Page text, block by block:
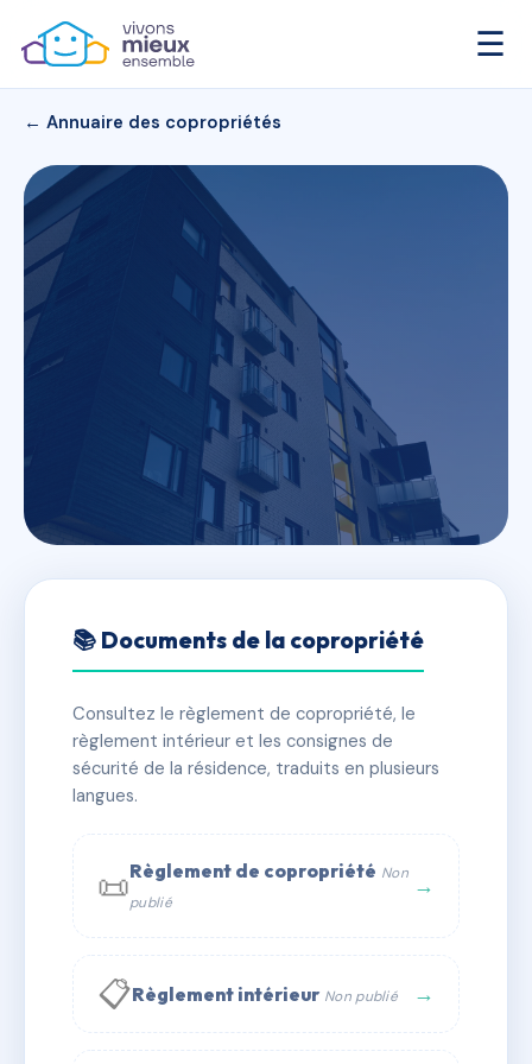
☰
← Annuaire des copropriétés
SDC 10 BIS RUE JEAN BONAL
✓ Immatriculée 🏠 29 lots 🏗 1 bâtiment(s)
📞 Contacter Syndic Digital
📚 Documents de la copropriété
Consultez le règlement de copropriété, le
règlement intérieur et les consignes de
sécurité de la résidence, traduits en plusieurs
langues.
📜Règlement de copropriété Non
publié
→
📋Règlement intérieur Non publié →